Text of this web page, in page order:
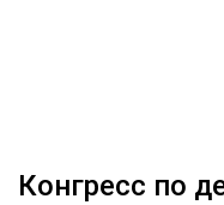
ЛОГИСТИКА
Конгресс по